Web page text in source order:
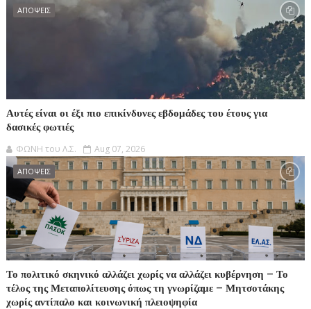
ΑΠΟΨΕΙΣ
Αυτές είναι οι έξι πιο επικίνδυνες εβδομάδες του έτους για
δασικές φωτιές
ΦΩΝΗ του Λ.Σ. Aug 07, 2026
ΑΠΟΨΕΙΣ
Το πολιτικό σκηνικό αλλάζει χωρίς να αλλάζει κυβέρνηση – Το
τέλος της Μεταπολίτευσης όπως τη γνωρίζαμε – Μητσοτάκης
χωρίς αντίπαλο και κοινωνική πλειοψηφία